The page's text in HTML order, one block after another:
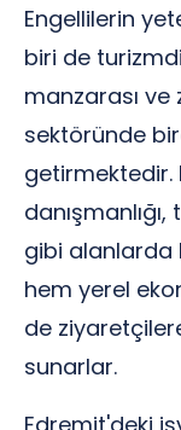
Engellilerin
biri de
manzarası ve
sektöründe
getirmektedir.
gibi alanlarda
hem yerel
de
sunarlar.